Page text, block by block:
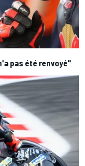
pas été renvoyé"